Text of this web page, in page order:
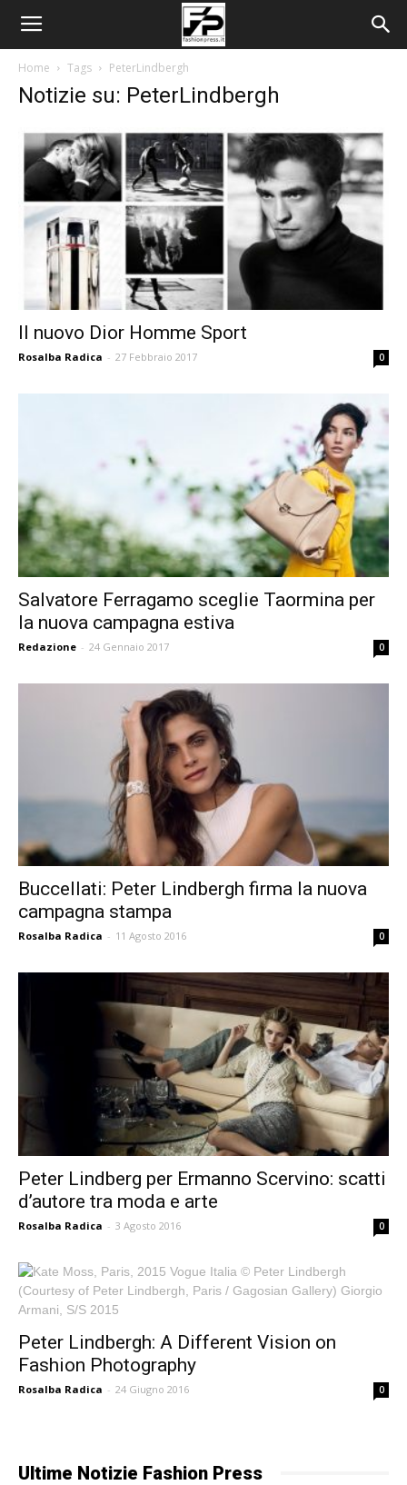
Home Tags PeterLindbergh
Notizie su: PeterLindbergh
Il nuovo Dior Homme Sport
Rosalba Radica - 27 Febbraio 2017 0
Salvatore Ferragamo sceglie Taormina per
la nuova campagna estiva
Redazione - 24 Gennaio 2017 0
Buccellati: Peter Lindbergh firma la nuova
campagna stampa
Rosalba Radica - 11 Agosto 2016 0
Peter Lindberg per Ermanno Scervino: scatti
d’autore tra moda e arte
Rosalba Radica - 3 Agosto 2016 0
Peter Lindbergh: A Different Vision on
Fashion Photography
Rosalba Radica - 24 Giugno 2016 0
Ultime Notizie Fashion Press